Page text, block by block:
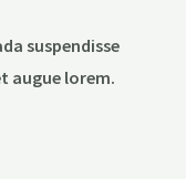
suspendisse
augue lorem.